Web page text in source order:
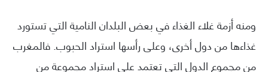
ومنه أزمة غلاء الغذاء في بعض البلدان النامية التي تستورد
غذاءها من دول أخرى، وعلى رأسها استراد الحبوب. فالمغرب
من مجموع الدول التي تعتمد على استراد مجموعة من